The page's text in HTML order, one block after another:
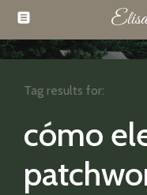
cómo
Tag results for: